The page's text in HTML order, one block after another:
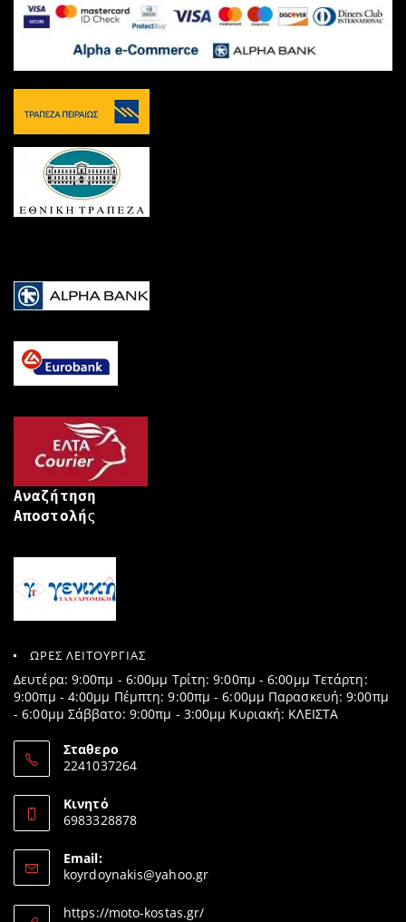
Αναζήτηση
Αποστολής
ΩΡΕΣ ΛΕΙΤΟΥΡΓΙΑΣ
Δευτέρα: 9:00πμ - 6:00μμ Τρίτη: 9:00πμ - 6:00μμ Τετάρτη:
9:00πμ - 4:00μμ Πέμπτη: 9:00πμ - 6:00μμ Παρασκευή: 9:00πμ
- 6:00μμ Σάββατο: 9:00πμ - 3:00μμ Κυριακή: ΚΛΕΙΣΤΑ
Σταθερο
2241037264
in
your
Κινητό
6983328878
in
your
Email:
koyrdoynakis@yahoo.grOpens
https://moto-kostas.gr/